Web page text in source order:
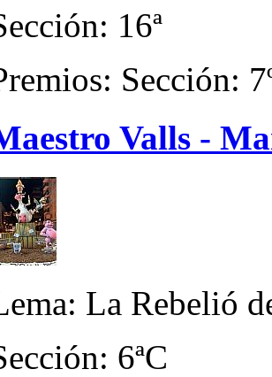
16ª
Sección:
Valls -
La Rebelió
6ªC